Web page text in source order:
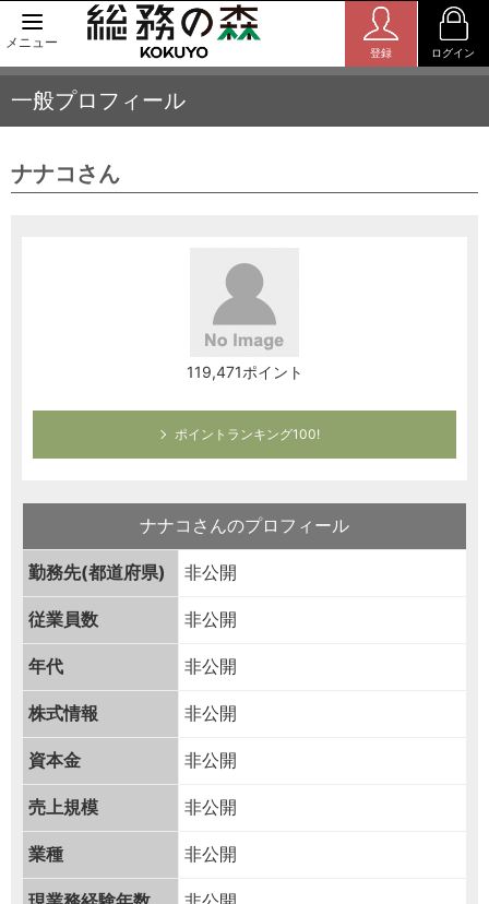
メニュー
登録 ログイン
一般プロフィール
ナナコさん
119,471ポイント
ポイントランキング100!
ナナコさんのプロフィール
勤務先(都道府県) 非公開
従業員数 非公開
年代 非公開
株式情報 非公開
資本金 非公開
売上規模 非公開
業種 非公開